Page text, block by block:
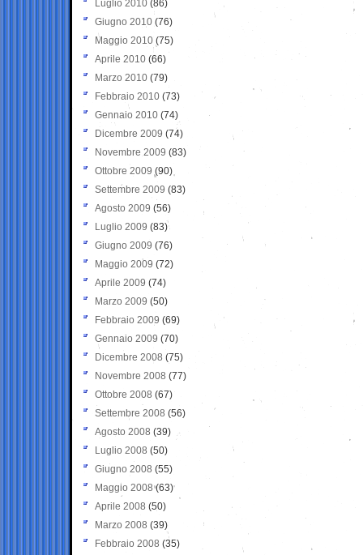
Luglio 2010 (86)
Giugno 2010 (76)
Maggio 2010 (75)
Aprile 2010 (66)
Marzo 2010 (79)
Febbraio 2010 (73)
Gennaio 2010 (74)
Dicembre 2009 (74)
Novembre 2009 (83)
Ottobre 2009 (90)
Settembre 2009 (83)
Agosto 2009 (56)
Luglio 2009 (83)
Giugno 2009 (76)
Maggio 2009 (72)
Aprile 2009 (74)
Marzo 2009 (50)
Febbraio 2009 (69)
Gennaio 2009 (70)
Dicembre 2008 (75)
Novembre 2008 (77)
Ottobre 2008 (67)
Settembre 2008 (56)
Agosto 2008 (39)
Luglio 2008 (50)
Giugno 2008 (55)
Maggio 2008(63)
Aprile 2008 (50)
Marzo 2008 (39)
Febbraio 2008 (35)